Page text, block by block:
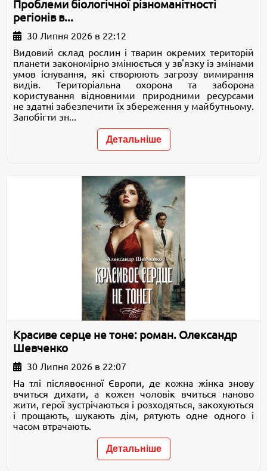
Проблеми біологічної різноманітності
регіонів в...
30 Липня 2026 в 22:12
Видовий склад рослин і тварин окремих територій
планети закономірно змінюється у зв'язку із змінами
умов існування, які створюють загрозу вимирання
видів. Територіальна охорона та заборона
користування відновними природними ресурсами
не здатні забезпечити їх збереження у майбутньому.
Запобігти зн...
Детальніше
Красиве серце не тоне: роман. Олександр
Шевченко
30 Липня 2026 в 22:07
На тлі післявоєнної Європи, де кожна жінка знову
вчиться дихати, а кожен чоловік вчиться наново
жити, герої зустрічаються і розходяться, закохуються
і прощають, шукають дім, рятують одне одного і
часом втрачають.
Детальніше